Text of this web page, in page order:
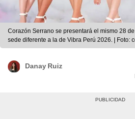
Corazón Serrano se presentará el mismo 28
sede diferente a la de Vibra Perú 2026. | Foto:
Serrano
Danay Ruiz